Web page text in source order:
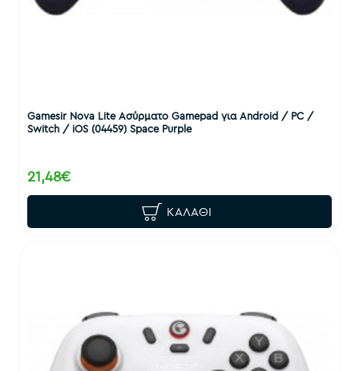
Gamesir Nova Lite Ασύρματο Gamepad για Android / PC /
Switch / iOS (04459) Space Purple
21,48€
ΚΑΛΆΘΙ